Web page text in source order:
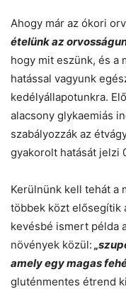
Ahogy már az ókori
ételünk az
hogy mit eszünk, és a
hatással vagyunk
kedélyállapotunkra.
alacsony glykaemiás
szabályozzák az
gyakorolt hatását jelzi
Kerülnünk kell tehát a
többek közt elősegítik
kevésbé ismert példa
növények közül:
amely egy magas
gluténmentes étrend